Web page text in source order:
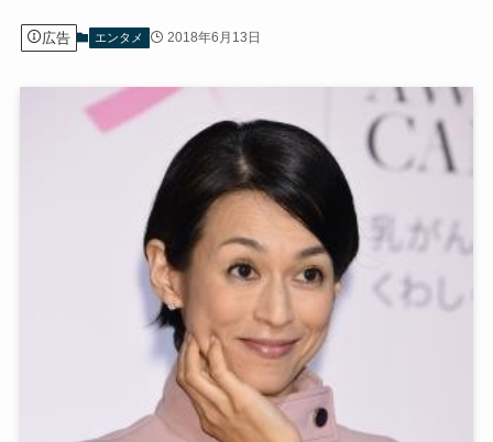
広告 エンタメ 2018年6月13日